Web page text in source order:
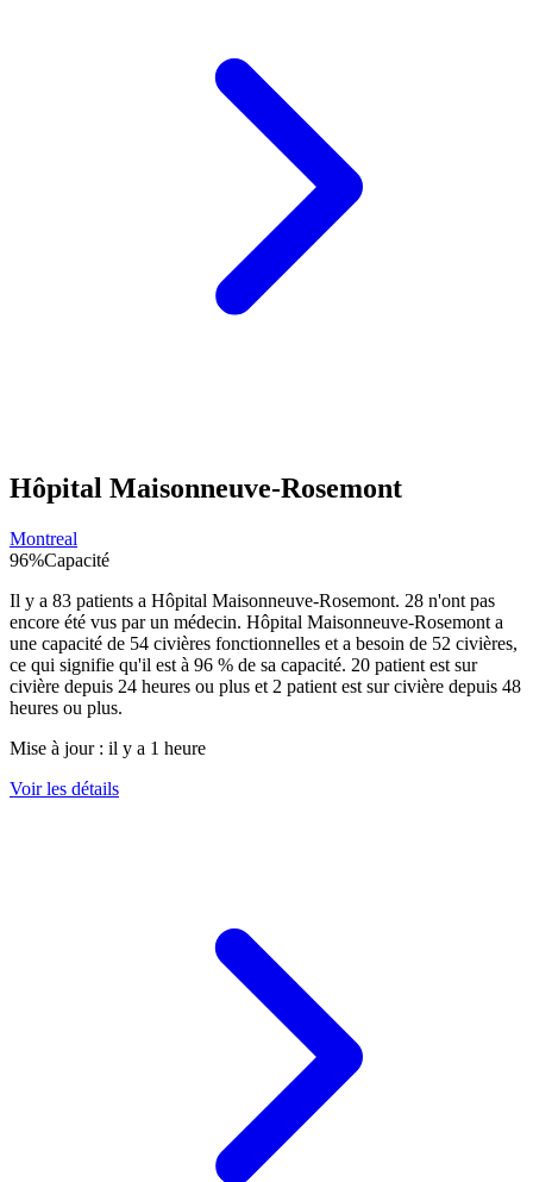
Hôpital Maisonneuve-Rosemont
Montreal
96%Capacité
Il y a 83 patients a Hôpital Maisonneuve-Rosemont. 28 n'ont pas
encore été vus par un médecin. Hôpital Maisonneuve-Rosemont a
une capacité de 54 civières fonctionnelles et a besoin de 52 civières,
ce qui signifie qu'il est à 96 % de sa capacité. 20 patient est sur
civière depuis 24 heures ou plus et 2 patient est sur civière depuis 48
heures ou plus.
Mise à jour : il y a 1 heure
Voir les détails